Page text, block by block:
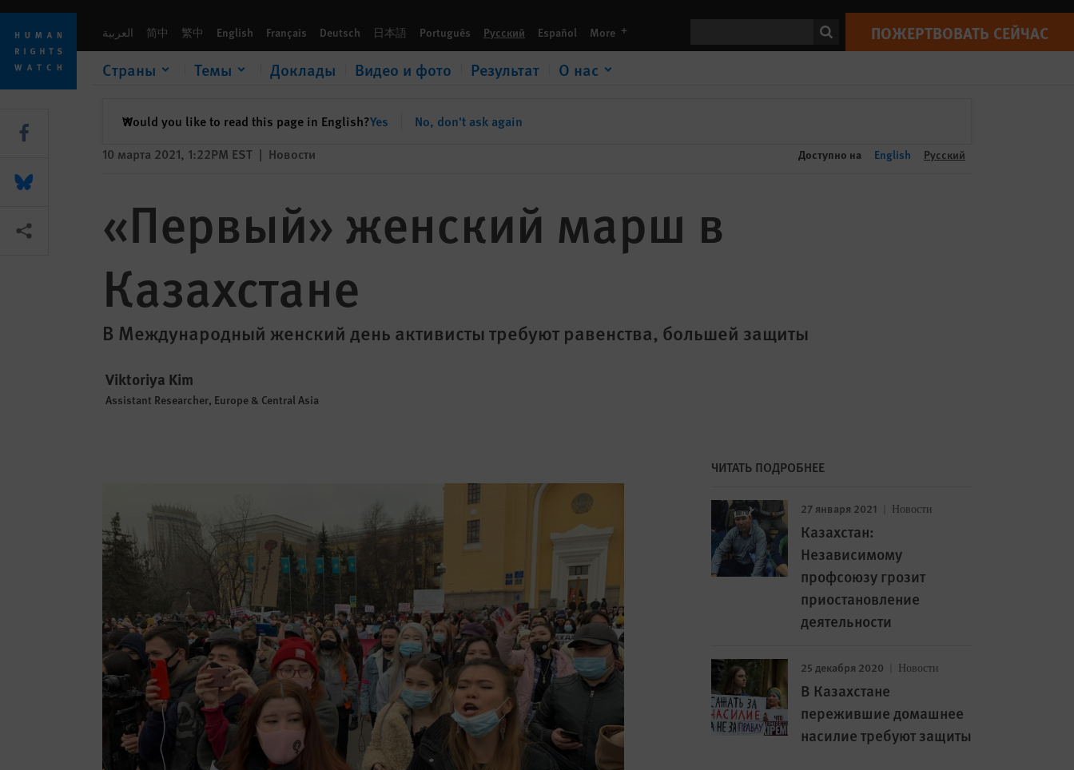
Skip
cookie
privacy
notice
Skip
main
content
العربية 简中 繁中 English Français Deutsch 日本語 Português Русский Español More languages ПОЖЕРТВОВАТЬ СЕЙЧАС
Страны Темы Доклады Видео и фото Результат О нас
Would you like to read this page in English?Yes No, don't ask again
✕закрыть
ПОЖЕРТВОВАТЬ СЕЙЧАС
10 марта 2021, 1:22PM EST | Новости Доступно на English Русский
«Первый» женский марш в
Казахстане
В Международный женский день активисты требуют равенства, большей защиты
Viktoriya Kim
Assistant Researcher, Europe & Central Asia
ЧИТАТЬ ПОДРОБНЕЕ
27 января 2021 Новости
Казахстан:
Независимому
профсоюзу грозит
приостановление
деятельности
25 декабря 2020 Новости
В Казахстане
пережившие домашнее
насилие требуют защиты
Share this via Facebook
Share this via Bluesky
Share this via Поделиться